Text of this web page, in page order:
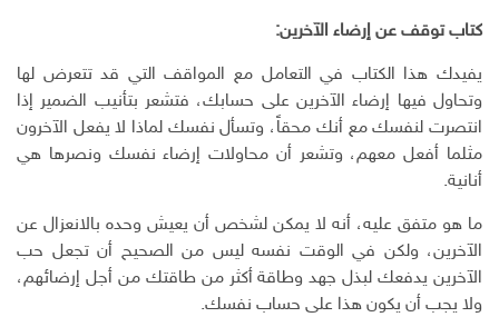
ي
كتاب توقف عن إرضاء الآخرين:
يفيدك هذا الكتاب في التعامل مع المواقف التي قد تتعرض لها
وتحاول فيها إرضاء الآخرين على حسابك، فتشعر بتأنيب الضمير إذا
انتصرت لنفسك مع أنك محقاً، وتسأل نفسك لماذا لا يفعل الآخرون
مثلما أفعل معهم، وتشعر أن محاولات إرضاء نفسك ونصرها هي
أنانية.
ما هو متفق عليه، أنه لا يمكن لشخص أن يعيش وحده بالانعزال عن
الآخرين، ولكن في الوقت نفسه ليس من الصحيح أن تجعل حب
الآخرين يدفعك لبذل جهد وطاقة أكثر من طاقتك من أجل إرضائهم،
ولا يجب أن يكون هذا على حساب نفسك.